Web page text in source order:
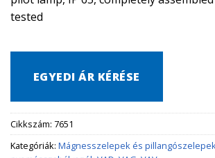
tested
EGYEDI ÁR KÉRÉSE
Cikkszám: 7651
Kategóriák: Mágnesszelepek és